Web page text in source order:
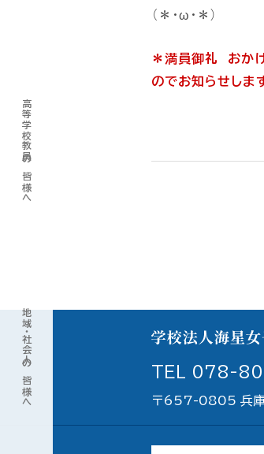
高等学校教員の皆様へ
地域・社会人の皆様へ
（＊・ω・＊）
＊満員御礼 おかげ
のでお知らせしま
TEL 078-
〒657-0805 兵